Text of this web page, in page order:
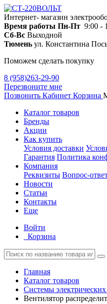
Интернет- магазин
Время работы Пн-Пт 9:00 -
Сб-Вс Выходной
Тюмень ул. Константина
Поможем сделать покупку
8 (958)263-29-90
Перезвоните мне
Позвонить Кабинет Корзина
Каталог товаров
Бренды
Акции
Как купить
Условия доставки
Гарантия Политика
Компания
Реквизиты Вопрос-
Новости
Статьи
Контакты
Еще
Войти
Корзина
Главная
Каталог товаров
Системы
Вентилятор